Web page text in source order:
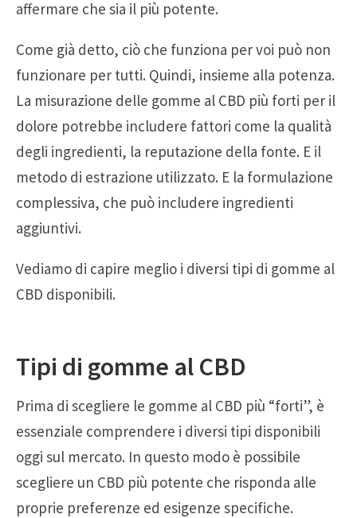
affermare che sia il più potente.
Come già detto, ciò che funziona per voi può non
funzionare per tutti. Quindi, insieme alla potenza.
La misurazione delle gomme al CBD più forti per il
dolore potrebbe includere fattori come la qualità
degli ingredienti, la reputazione della fonte. E il
metodo di estrazione utilizzato. E la formulazione
complessiva, che può includere ingredienti
aggiuntivi.
Vediamo di capire meglio i diversi tipi di gomme al
CBD disponibili.
Tipi di gomme al CBD
Prima di scegliere le gomme al CBD più “forti”, è
essenziale comprendere i diversi tipi disponibili
oggi sul mercato. In questo modo è possibile
scegliere un CBD più potente che risponda alle
proprie preferenze ed esigenze specifiche.